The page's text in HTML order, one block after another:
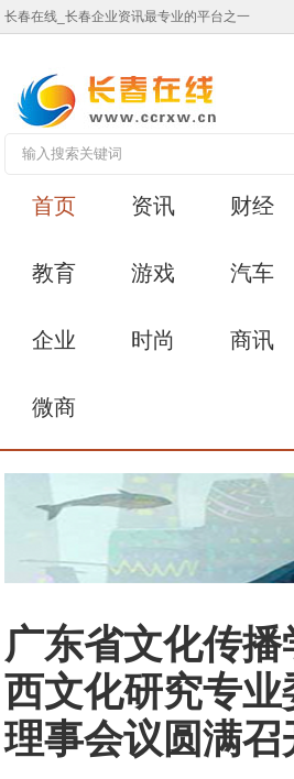
长春在线_长春企业资讯最专业的平台之一
首页 资讯 财经
教育 游戏 汽车
企业 时尚 商讯
微商
广东省文化传
西文化研究专
理事会议圆满召